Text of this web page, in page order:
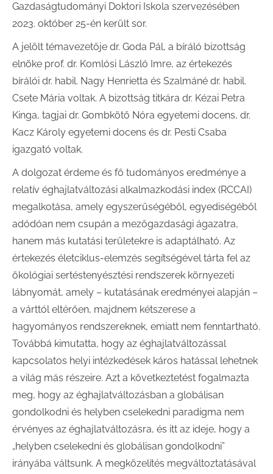
Gazdaságtudományi Doktori Iskola szervezésében
2023. október 25-én került sor.
A jelölt témavezetője dr. Goda Pál, a bíráló bizottság
elnöke prof. dr. Komlósi László Imre, az értekezés
bírálói dr. habil. Nagy Henrietta és Szalmáné dr. habil.
Csete Mária voltak. A bizottság titkára dr. Kézai Petra
Kinga, tagjai dr. Gombkötő Nóra egyetemi docens, dr.
Kacz Károly egyetemi docens és dr. Pesti Csaba
igazgató voltak.
A dolgozat érdeme és fő tudományos eredménye a
relatív éghajlatváltozási alkalmazkodási index (RCCAI)
megalkotása, amely egyszerűségéből, egyediségéből
adódóan nem csupán a mezőgazdasági ágazatra,
hanem más kutatási területekre is adaptálható. Az
értekezés életciklus-elemzés segítségével tárta fel az
ökológiai sertéstenyésztési rendszerek környezeti
lábnyomát, amely – kutatásának eredményei alapján –
a várttól eltérően, majdnem kétszerese a
hagyományos rendszereknek, emiatt nem fenntartható.
Továbbá kimutatta, hogy az éghajlatváltozással
kapcsolatos helyi intézkedések káros hatással lehetnek
a világ más részeire. Azt a következtetést fogalmazta
meg, hogy az éghajlatváltozásban a globálisan
gondolkodni és helyben cselekedni paradigma nem
érvényes az éghajlatváltozásra, és itt az ideje, hogy a
„helyben cselekedni és globálisan gondolkodni”
irányába váltsunk. A megközelítés megváltoztatásával